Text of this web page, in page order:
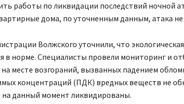
работы по ликвидации последствий ночной
дома, по уточненным данным, атака не
Волжского уточнили, что
в норме. Специалисты провели мониторинг и
на месте возгораний, вызванных падением
концентраций (ПДК) вредных веществ не
данный момент ликвидированы.